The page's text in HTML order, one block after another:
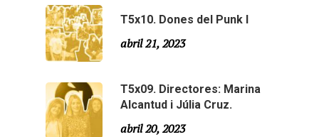
T5x10. Dones del Punk I
abril 21, 2023
T5x09. Directores: Marina
Alcantud i Júlia Cruz.
abril 20, 2023
Temporada 5
Temporada 4
Agraïments
Email: